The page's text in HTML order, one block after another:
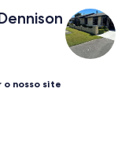
o nosso site